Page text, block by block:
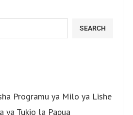
SEARCH
Programu ya Milo ya Lishe
ya Tukio la Papua